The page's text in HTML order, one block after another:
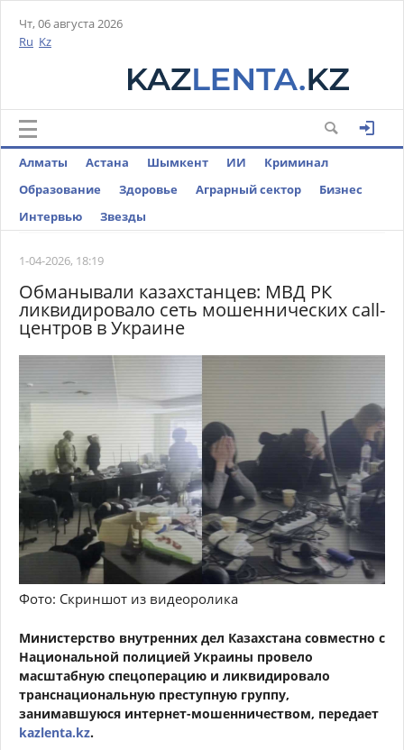
Чт, 06 августа 2026
Ru Kz
Алматы Астана Шымкент ИИ
Криминал
Образование
Здоровье Аграрный сектор
Бизнес
Интервью
Звезды
1-04-2026, 18:19
Обманывали казахстанцев: МВД РК
ликвидировало сеть мошеннических call-
центров в Украине
Фото: Скриншот из видеоролика
Министерство внутренних дел Казахстана совместно с
Национальной полицией Украины провело
масштабную спецоперацию и ликвидировало
транснациональную преступную группу,
занимавшуюся интернет-мошенничеством, передает
kazlenta.kz.